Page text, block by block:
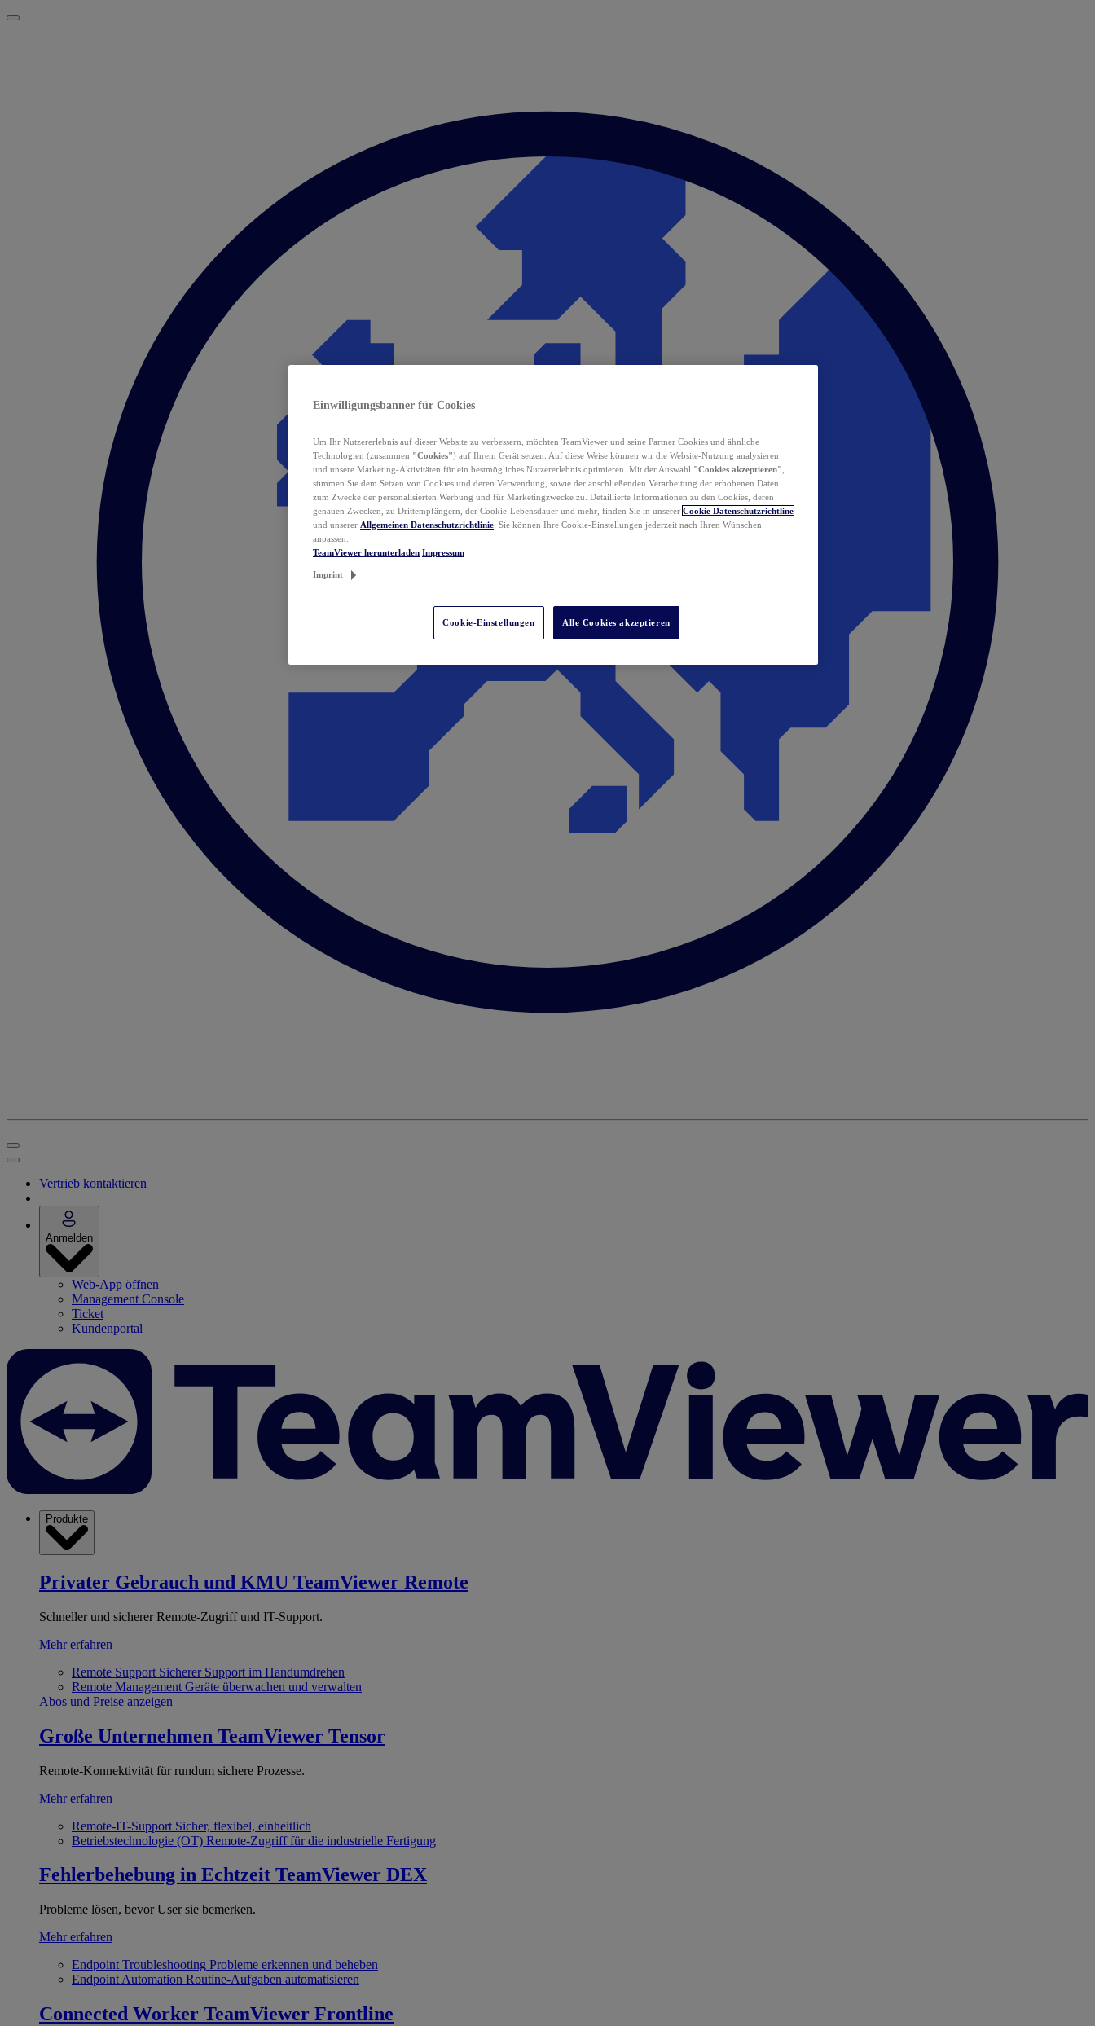
Vertrieb kontaktieren
Anmelden
Web-App öffnen
Management Console
Ticket
Kundenportal
Produkte
Privater Gebrauch und KMU TeamViewer Remote
Schneller und sicherer Remote-Zugriff und IT-Support.
Mehr erfahren
Remote Support Sicherer Support im Handumdrehen
Remote Management Geräte überwachen und verwalten
Abos und Preise anzeigen
Große Unternehmen TeamViewer Tensor
Remote-Konnektivität für rundum sichere Prozesse.
Mehr erfahren
Remote-IT-Support Sicher, flexibel, einheitlich
Betriebstechnologie (OT) Remote-Zugriff für die industrielle Fertigung
Fehlerbehebung in Echtzeit TeamViewer DEX
Probleme lösen, bevor User sie bemerken.
Mehr erfahren
Endpoint Troubleshooting Probleme erkennen und beheben
Endpoint Automation Routine-Aufgaben automatisieren
Connected Worker TeamViewer Frontline
Einwilligungsbanner für Cookies
Um Ihr Nutzererlebnis auf dieser Website zu verbessern, möchten TeamViewer und seine Partner Cookies und ähnliche
Technologien (zusammen "Cookies") auf Ihrem Gerät setzen. Auf diese Weise können wir die Website-Nutzung analysieren
und unsere Marketing-Aktivitäten für ein bestmögliches Nutzererlebnis optimieren. Mit der Auswahl "Cookies akzeptieren"
stimmen Sie dem Setzen von Cookies und deren Verwendung, sowie der anschließenden Verarbeitung der erhobenen Daten
zum Zwecke der personalisierten Werbung und für Marketingzwecke zu. Detaillierte Informationen zu den Cookies, deren
genauen Zwecken, zu Drittempfängern, der Cookie-Lebensdauer und mehr, finden Sie in unserer Cookie Datenschutzrichtline
und unserer Allgemeinen Datenschutzrichtlinie . Sie können Ihre Cookie-Einstellungen jederzeit nach Ihren Wünschen
anpassen.
TeamViewer herunterladen Impressum
Imprint
Cookie-Einstellungen Alle Cookies akzeptieren